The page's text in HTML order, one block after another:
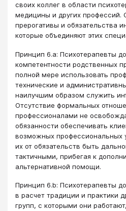
своих коллег в области
медицины и других профессий.
прерогативы и обязательства
которые объединяют этих
Принцип 6.a: Психотерапевты
компетентности родственных
полной мере использовать
технические и
наилучшим образом служить
Отсутствие формальных
профессионалами не
обязанности обеспечивать
возможных профессиональных
их от обязательств быть
тактичными, прибегая к
альтернативной помощи.
Принцип 6.b: Психотерапевты
в расчет традиции и практики
групп, с которыми они